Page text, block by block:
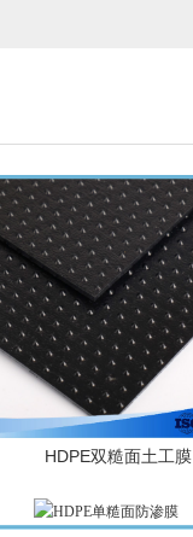
HDPE双糙面土工膜